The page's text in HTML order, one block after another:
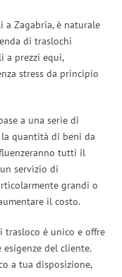
a Zagabria, è naturale
di traslochi
a prezzi equi,
stress da principio
a una serie di
quantità di beni da
tutti il
servizio di
grandi o
il costo.
trasloco è unico e offre
del cliente.
a tua disposizione,